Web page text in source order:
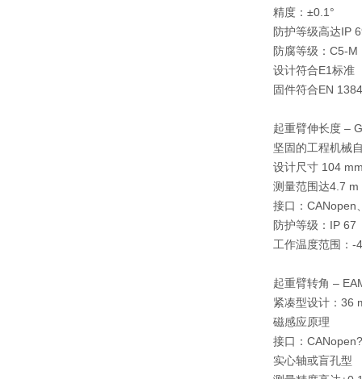
精度：±0.1°
防护等级高达IP
防腐等级：C5-M
设计符合E1标准
固件符合EN
起重臂伸长度 –
坚固的工程机械
设计尺寸 104
测量范围达4.7 m
接口：CANopen
防护等级：IP 67
工作温度范围：-
起重臂转角 –
紧凑型设计：36
磁感应原理
接口：
实心轴或盲孔型